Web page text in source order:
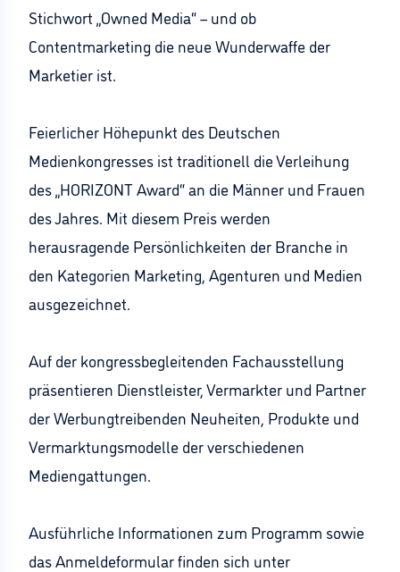
Stichwort „Owned Media“ – und ob
Contentmarketing die neue Wunderwaffe der
Marketier ist.
Feierlicher Höhepunkt des Deutschen
Medienkongresses ist traditionell die Verleihung
des „HORIZONT Award“ an die Männer und Frauen
des Jahres. Mit diesem Preis werden
herausragende Persönlichkeiten der Branche in
den Kategorien Marketing, Agenturen und Medien
ausgezeichnet.
Auf der kongressbegleitenden Fachausstellung
präsentieren Dienstleister, Vermarkter und Partner
der Werbungtreibenden Neuheiten, Produkte und
Vermarktungsmodelle der verschiedenen
Mediengattungen.
Ausführliche Informationen zum Programm sowie
das Anmeldeformular finden sich unter